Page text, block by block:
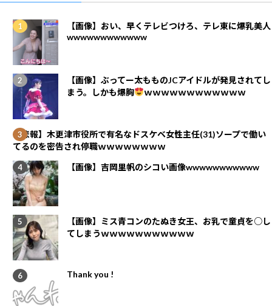
【画像】おい、早くテレビつけろ、テレ東に爆乳美人
wwwwwwwwwwww
【画像】ぶってー太もものJCアイドルが発見されてし
まう。しかも爆胸
ｗｗｗｗｗｗｗｗｗｗｗｗ
【悲報】木更津市役所で有名なドスケベ女性主任(31)ソープで働い
てるのを密告され停職ｗｗｗｗｗｗｗｗ
【画像】吉岡里帆のシコい画像wwwwwwwwwww
【画像】ミス青コンのたぬき女王、お乳で童貞を○し
てしまうｗｗｗｗｗｗｗｗｗｗｗ
Thank you !